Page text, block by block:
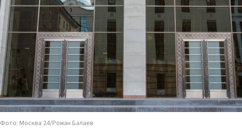
Фото: Москва 24/Роман Балаев